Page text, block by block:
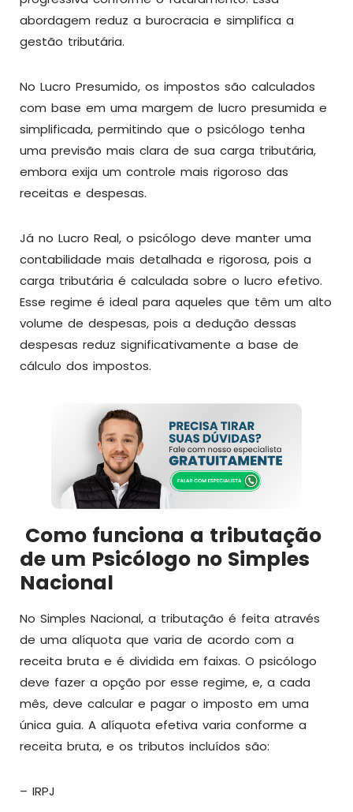
abordagem reduz a burocracia e simplifica a
gestão tributária.
No Lucro Presumido, os impostos são calculados
com base em uma margem de lucro presumida e
simplificada, permitindo que o psicólogo tenha
uma previsão mais clara de sua carga tributária,
embora exija um controle mais rigoroso das
receitas e despesas.
Já no Lucro Real, o psicólogo deve manter uma
contabilidade mais detalhada e rigorosa, pois a
carga tributária é calculada sobre o lucro efetivo.
Esse regime é ideal para aqueles que têm um alto
volume de despesas, pois a dedução dessas
despesas reduz significativamente a base de
cálculo dos impostos.
Como funciona a tributação
de um Psicólogo no Simples
Nacional
No Simples Nacional, a tributação é feita através
de uma alíquota que varia de acordo com a
receita bruta e é dividida em faixas. O psicólogo
deve fazer a opção por esse regime, e, a cada
mês, deve calcular e pagar o imposto em uma
única guia. A alíquota efetiva varia conforme a
receita bruta, e os tributos incluídos são:
– IRPJ